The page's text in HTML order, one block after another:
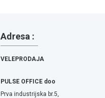
Adresa :
VELEPRODAJA
PULSE OFFICE doo
Prva industrijska br.5,